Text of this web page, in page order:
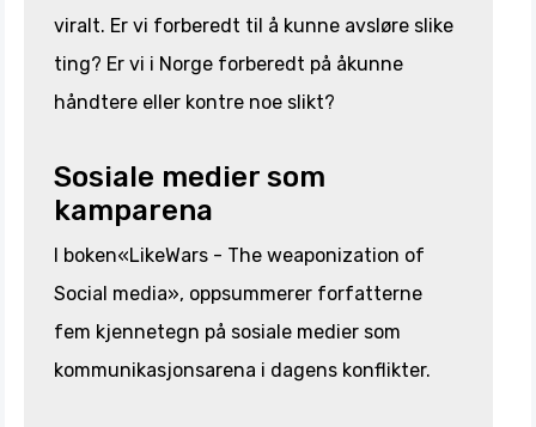
viralt. Er vi forberedt til å kunne avsløre slike
ting? Er vi i Norge forberedt på åkunne
håndtere eller kontre noe slikt?
Sosiale medier som
kamparena
I boken«LikeWars - The weaponization of
Social media», oppsummerer forfatterne
fem kjennetegn på sosiale medier som
kommunikasjonsarena i dagens konflikter.